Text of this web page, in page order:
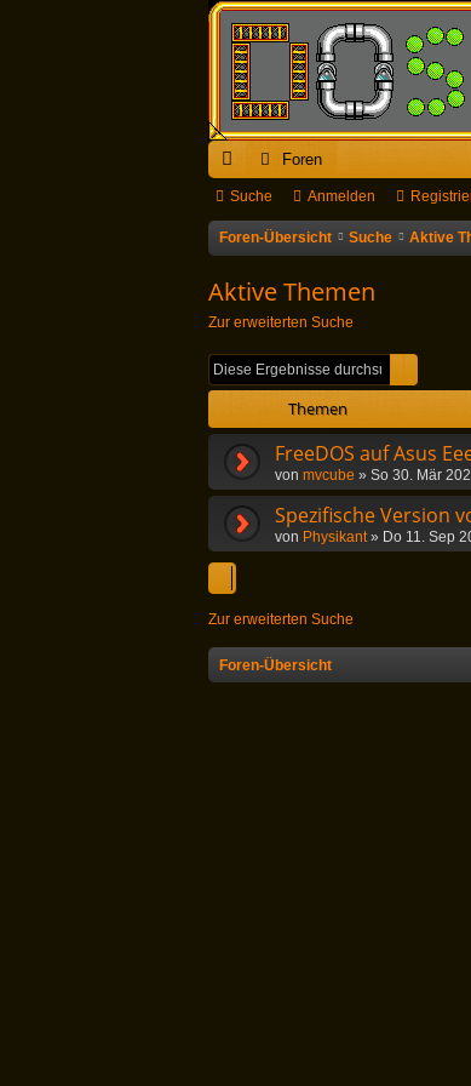
ch
ne
Foren
Suche Anmelden
Foren-Übersicht Suche Aktive
Aktive Themen
Zur erweiterten Suche
Themen
FreeDOS auf Asus
von mvcube » So 30. Mär
Spezifische Version
von Physikant» Do 11. Sep
Zur erweiterten Suche
Foren-Übersicht